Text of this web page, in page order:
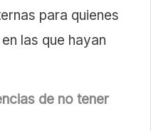
para quienes
las que hayan
de no tener